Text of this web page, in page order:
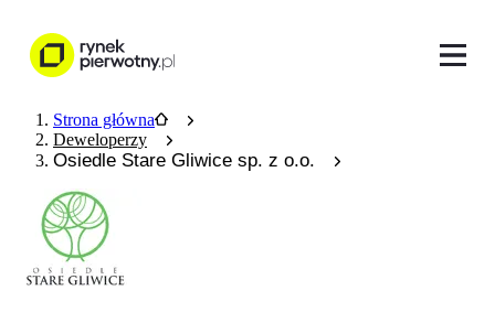
Strona główna
Deweloperzy
Osiedle Stare Gliwice sp. z o.o.